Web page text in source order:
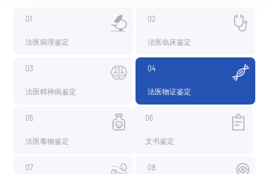
01
法医病理鉴定
02
法医临床鉴定
03
法医精神病鉴定
04
法医物证鉴定
05
法医毒物鉴定
06
文书鉴定
07 08